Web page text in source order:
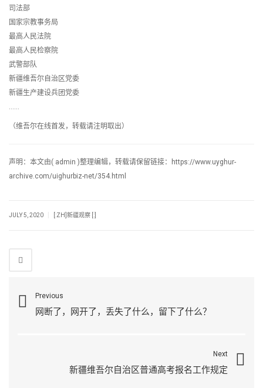
司法部
国家宗教事务局
最高人民法院
最高人民检察院
武警部队
新疆维吾尔自治区党委
新疆生产建设兵团党委
……
（维吾尔在线首发，转载请注明取出）
声明：本文由( admin )整理编辑，转载请保留链接：https://www.uyghur-
archive.com/uighurbiz-net/354.html
JULY 5, 2020 [:ZH]新疆观察 [:]
Previous
网断了，网开了，丢失了什么，留下了什么？
Next
新疆维吾尔自治区普通高考报名工作规定